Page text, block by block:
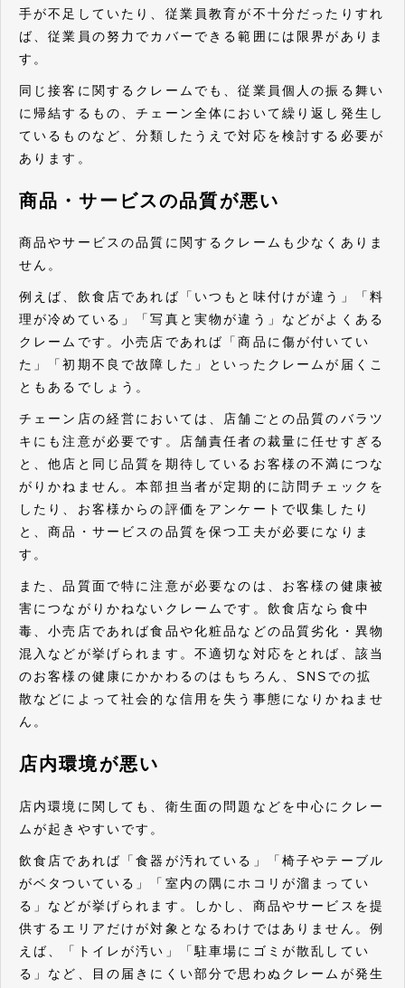
手が不足していたり、従業員教育が不十分だったりすれ
ば、従業員の努力でカバーできる範囲には限界がありま
す。
同じ接客に関するクレームでも、従業員個人の振る舞い
に帰結するもの、チェーン全体において繰り返し発生し
ているものなど、分類したうえで対応を検討する必要が
あります。
商品・サービスの品質が悪い
商品やサービスの品質に関するクレームも少なくありま
せん。
例えば、飲食店であれば「いつもと味付けが違う」「料
理が冷めている」「写真と実物が違う」などがよくある
クレームです。小売店であれば「商品に傷が付いてい
た」「初期不良で故障した」といったクレームが届くこ
ともあるでしょう。
チェーン店の経営においては、店舗ごとの品質のバラツ
キにも注意が必要です。店舗責任者の裁量に任せすぎる
と、他店と同じ品質を期待しているお客様の不満につな
がりかねません。本部担当者が定期的に訪問チェックを
したり、お客様からの評価をアンケートで収集したり
と、商品・サービスの品質を保つ工夫が必要になりま
す。
また、品質面で特に注意が必要なのは、お客様の健康被
害につながりかねないクレームです。飲食店なら食中
毒、小売店であれば食品や化粧品などの品質劣化・異物
混入などが挙げられます。不適切な対応をとれば、該当
のお客様の健康にかかわるのはもちろん、SNSでの拡
散などによって社会的な信用を失う事態になりかねませ
ん。
店内環境が悪い
店内環境に関しても、衛生面の問題などを中心にクレー
ムが起きやすいです。
飲食店であれば「食器が汚れている」「椅子やテーブル
がベタついている」「室内の隅にホコリが溜まってい
る」などが挙げられます。しかし、商品やサービスを提
供するエリアだけが対象となるわけではありません。例
えば、「トイレが汚い」「駐車場にゴミが散乱してい
る」など、目の届きにくい部分で思わぬクレームが発生